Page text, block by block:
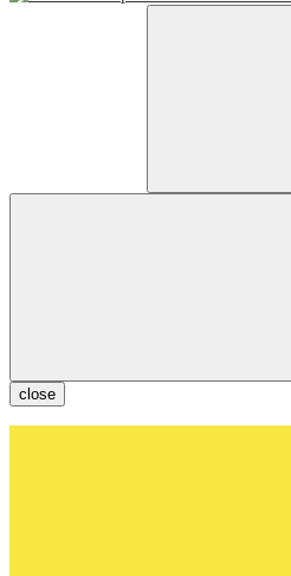
close